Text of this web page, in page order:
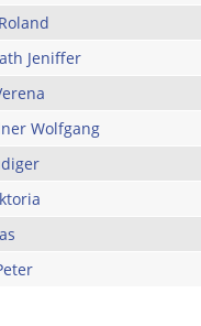
Jeniffer
Wolfgang